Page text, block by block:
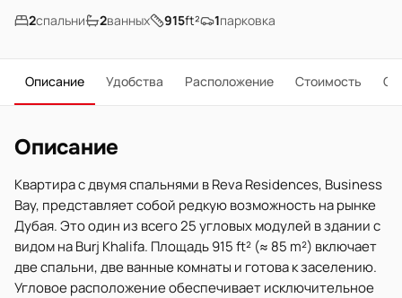
2спальни 2ванных 915ft² 1парковка
Описание Удобства Расположение Стоимость О
Описание
Квартира с двумя спальнями в Reva Residences, Business
Bay, представляет собой редкую возможность на рынке
Дубая. Это один из всего 25 угловых модулей в здании с
видом на Burj Khalifa. Площадь 915 ft² (≈ 85 m²) включает
две спальни, две ванные комнаты и готова к заселению.
Угловое расположение обеспечивает исключительное